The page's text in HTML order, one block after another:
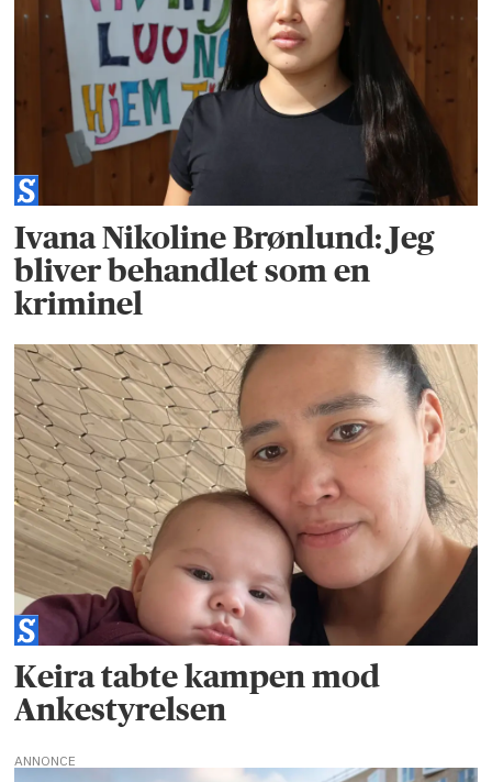
Ivana Nikoline Brønlund: Jeg
bliver behandlet som en
kriminel
Keira tabte kampen mod
Ankestyrelsen
ANNONCE